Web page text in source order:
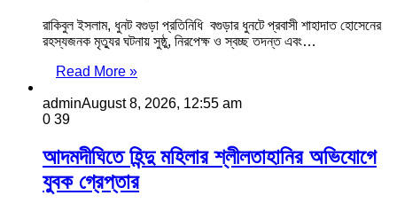
রাকিবুল ইসলাম, ধুনট বগুড়া প্রতিনিধি ‎ বগুড়ার ধুনটে প্রবাসী শাহাদাত হোসেনের
রহস্যজনক মৃত্যুর ঘটনায় সুষ্ঠু, নিরপেক্ষ ও স্বচ্ছ তদন্ত এবং…
Read More »
adminAugust 8, 2026, 12:55 am
0 39
আদমদীঘিতে হিন্দু মহিলার শ্লীলতাহানির অভিযোগে
যুবক গ্রেপ্তার